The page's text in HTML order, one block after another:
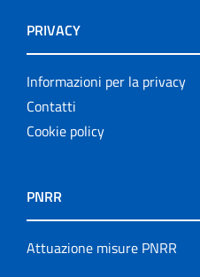
PRIVACY
Informazioni per la privacy
Contatti
Cookie policy
PNRR
Attuazione misure PNRR